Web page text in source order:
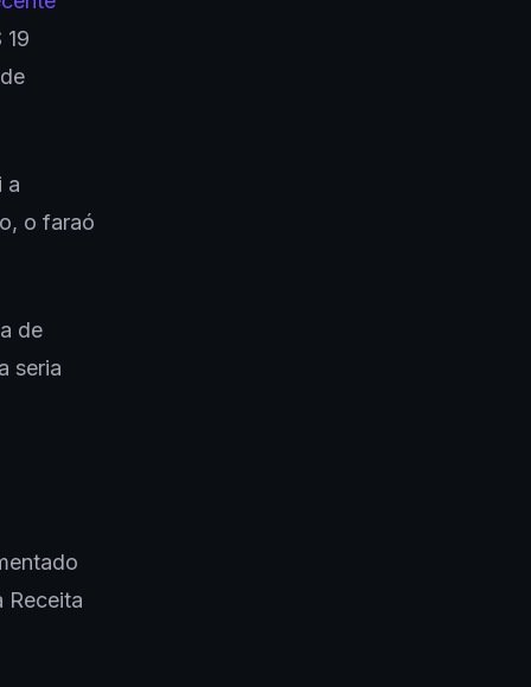
a
o faraó
de
seria
Receita